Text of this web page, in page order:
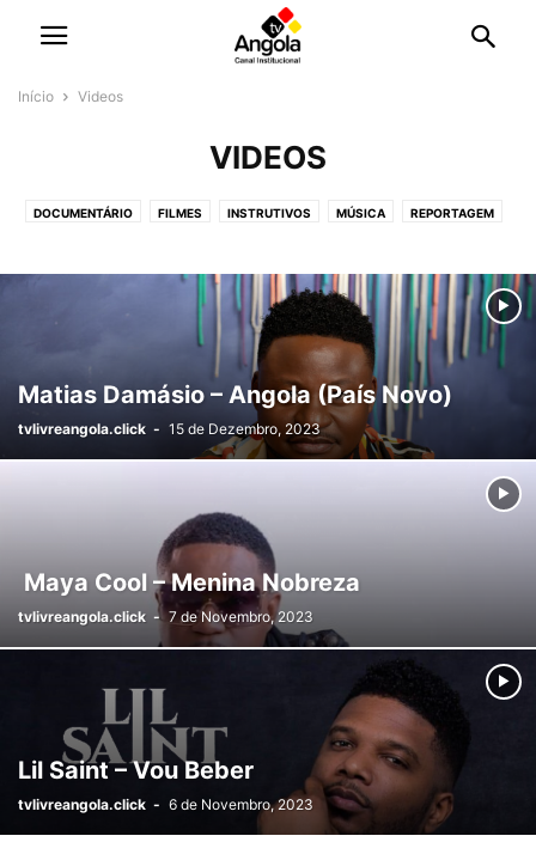
Início Videos
VIDEOS
DOCUMENTÁRIO FILMES INSTRUTIVOS MÚSICA REPORTAGEM
Matias Damásio – Angola (País Novo)
tvlivreangola.click - 15 de Dezembro, 2023
Maya Cool – Menina Nobreza
tvlivreangola.click - 7 de Novembro, 2023
Lil Saint – Vou Beber
tvlivreangola.click - 6 de Novembro, 2023